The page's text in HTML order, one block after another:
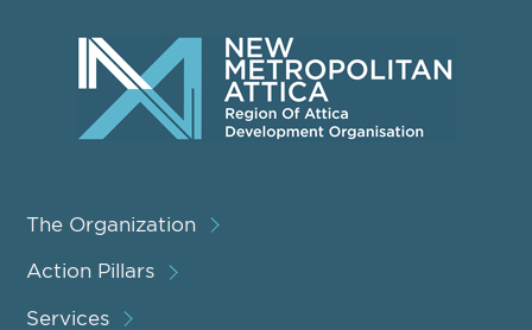
The Organization
Action Pillars
Services